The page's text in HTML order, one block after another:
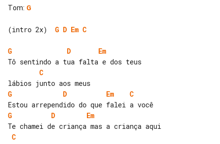
Tom: G
(intro 2x) G D Em C
G D
Em
C
G
D Em
C
G
D
Em
C